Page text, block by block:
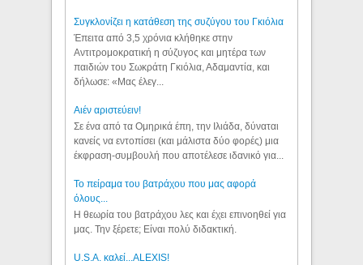
Συγκλονίζει η κατάθεση της συζύγου του Γκιόλια
Έπειτα από 3,5 χρόνια κλήθηκε στην
Αντιτρομοκρατική η σύζυγος και μητέρα των
παιδιών του Σωκράτη Γκιόλια, Αδαμαντία, και
δήλωσε: «Μας έλεγ...
Aιέν αριστεύειν!
Σε ένα από τα Ομηρικά έπη, την Ιλιάδα, δύναται
κανείς να εντοπίσει (και μάλιστα δύο φορές) μια
έκφραση-συμβουλή που αποτέλεσε ιδανικό για...
Το πείραμα του βατράχου που μας αφορά
όλους...
Η θεωρία του βατράχου λες και έχει επινοηθεί για
μας. Την ξέρετε; Είναι πολύ διδακτική.
U.S.A. καλεί...ALEXIS!